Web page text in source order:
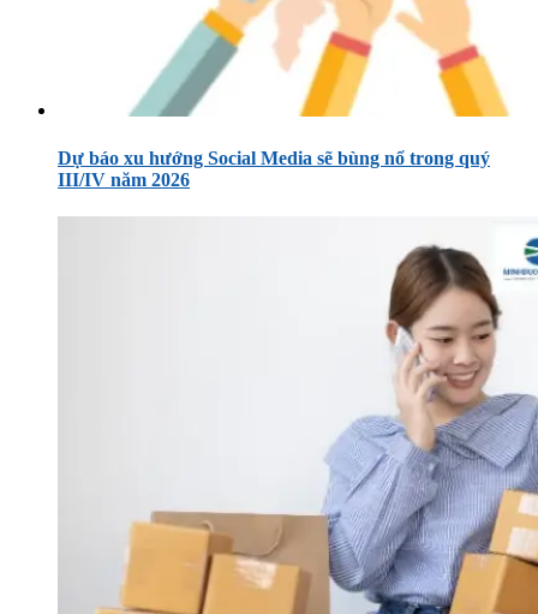
Dự báo xu hướng Social Media sẽ bùng nổ trong quý
III/IV năm 2026